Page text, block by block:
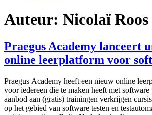
Auteur: Nicolaï Roos
Praegus Academy lanceert
online leerplatform voor
Praegus Academy heeft een nieuw online
voor iedereen die te maken heeft met
aanbod aan (gratis) trainingen verkrijgen
op het gebied van software testen en